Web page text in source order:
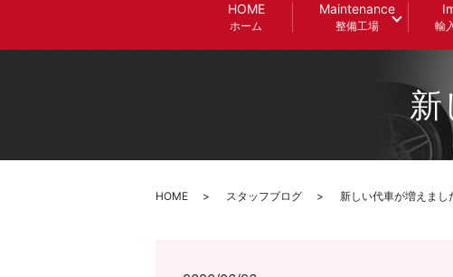
HOME
ホーム
Maintenance
整備工場 輸
新
HOME スタッフブログ 新しい代車が増えまし